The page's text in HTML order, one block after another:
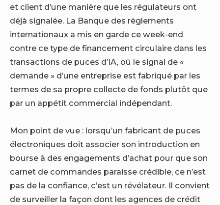
et client d’une manière que les régulateurs ont
déjà signalée. La Banque des règlements
internationaux a mis en garde ce week-end
contre ce type de financement circulaire dans les
transactions de puces d’IA, où le signal de «
demande » d’une entreprise est fabriqué par les
termes de sa propre collecte de fonds plutôt que
par un appétit commercial indépendant.
Mon point de vue : lorsqu’un fabricant de puces
électroniques doit associer son introduction en
bourse à des engagements d’achat pour que son
carnet de commandes paraisse crédible, ce n’est
pas de la confiance, c’est un révélateur. Il convient
de surveiller la façon dont les agences de crédit